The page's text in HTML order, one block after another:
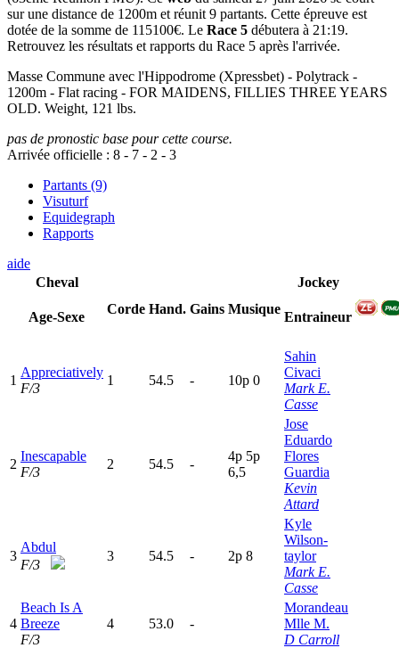
sur une distance de 1200m et réunit 9 partants. Cette épreuve est
dotée de la somme de 115100€. Le Race 5 débutera à 21:19.
Retrouvez les résultats et rapports du Race 5 après l'arrivée.
Masse Commune avec l'Hippodrome (Xpressbet) - Polytrack -
1200m - Flat racing - FOR MAIDENS, FILLIES THREE YEARS
OLD. Weight, 121 lbs.
pas de pronostic base pour cette course.
Arrivée officielle : 8 - 7 - 2 - 3
Partants (9)
Visuturf
Equidegraph
Rapports
aide
Cheval
Age-Sexe
Corde Hand. Gains Musique
Jockey
Entraineur
1
Appreciatively
F/3
1 54.5 - 10p 0
Sahin
Civaci
Mark E.
Casse
2
Inescapable
F/3
2 54.5 -
4p 5p
6,5
Jose
Eduardo
Flores
Guardia
Kevin
Attard
3
Abdul
F/3
3 54.5 - 2p 8
Kyle
Wilson-
taylor
Mark E.
Casse
4
Beach Is A
Breeze
F/3
4 53.0 -
Morandeau
Mlle M.
D Carroll